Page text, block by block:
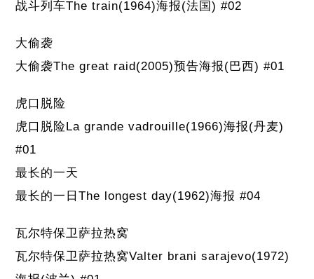
战斗列车The train(1964)海报(法国) #02
大偷袭
大偷袭The great raid(2005)预告海报(巴西) #01
虎口脱险
虎口脱险La grande vadrouille(1966)海报(丹麦)
#01
最长的一天
最长的一日The longest day(1962)海报 #04
瓦尔特保卫萨拉热窝
瓦尔特保卫萨拉热窝Valter brani sarajevo(1972)